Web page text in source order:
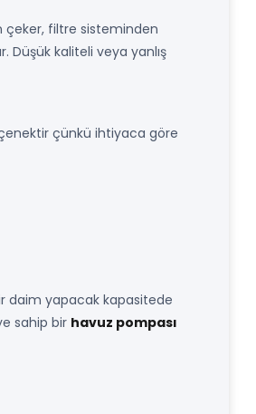
çeker, filtre sisteminden
Düşük kaliteli veya yanlış
çünkü ihtiyaca göre
daim yapacak kapasitede
sahip bir havuz pompası